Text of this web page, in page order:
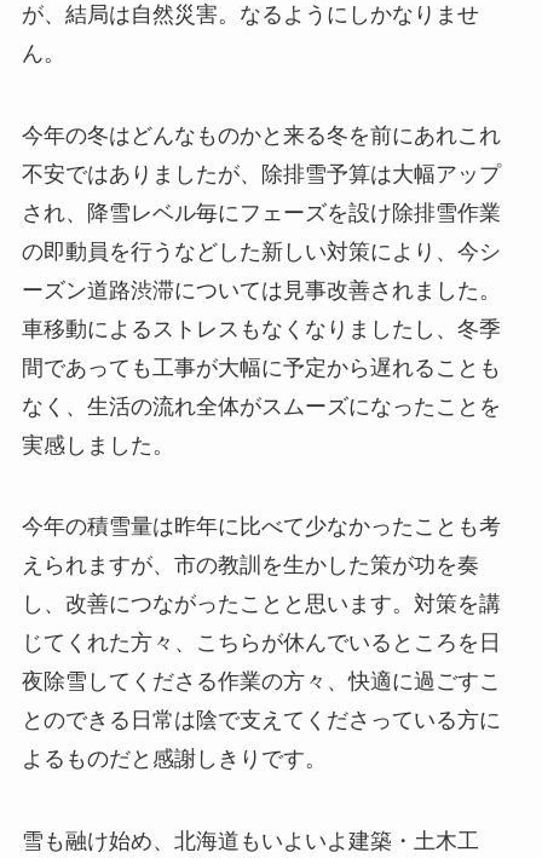
が、結局は自然災害。なるようにしかなりませ
ん。
今年の冬はどんなものかと来る冬を前にあれこれ
不安ではありましたが、除排雪予算は大幅アップ
され、降雪レベル毎にフェーズを設け除排雪作業
の即動員を行うなどした新しい対策により、今シ
ーズン道路渋滞については見事改善されました。
車移動によるストレスもなくなりましたし、冬季
間であっても工事が大幅に予定から遅れることも
なく、生活の流れ全体がスムーズになったことを
実感しました。
今年の積雪量は昨年に比べて少なかったことも考
えられますが、市の教訓を生かした策が功を奏
し、改善につながったことと思います。対策を講
じてくれた方々、こちらが休んでいるところを日
夜除雪してくださる作業の方々、快適に過ごすこ
とのできる日常は陰で支えてくださっている方に
よるものだと感謝しきりです。
雪も融け始め、北海道もいよいよ建築・土木工